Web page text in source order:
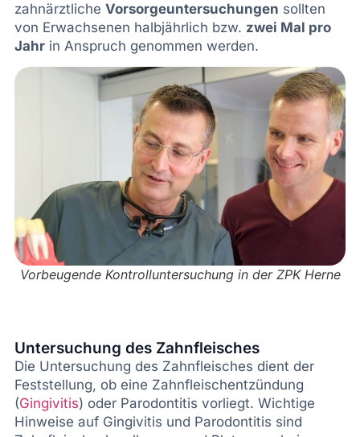
zahnärztliche Vorsorgeuntersuchungen sollten
von Erwachsenen halbjährlich bzw. zwei Mal pro
Jahrin Anspruch genommen werden.
Vorbeugende Kontrolluntersuchung in der ZPK Herne
Untersuchung des Zahnfleisches
Die Untersuchung des Zahnfleisches dient der
Feststellung, ob eine Zahnfleischentzündung
(Gingivitis) oder Parodontitis vorliegt. Wichtige
Hinweise auf Gingivitis und Parodontitis sind